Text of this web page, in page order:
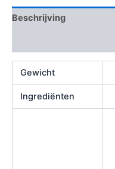
Beschrijving
Gewicht
Ingrediënten